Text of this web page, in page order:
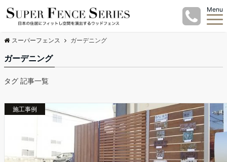
Menu
スーパーフェンス ガーデニング
ガーデニング
タグ 記事一覧
施工事例